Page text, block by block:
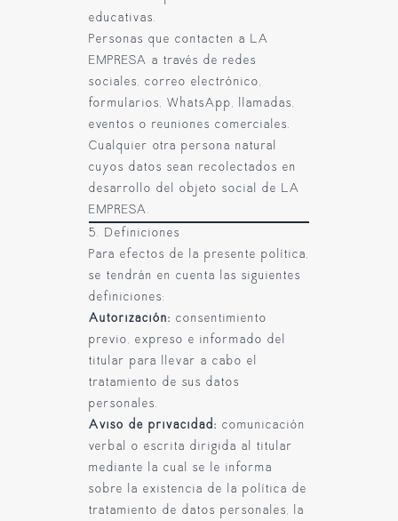
educativas.
Personas que contacten a LA
EMPRESA a través de redes
sociales, correo electrónico,
formularios, WhatsApp, llamadas,
eventos o reuniones comerciales.
Cualquier otra persona natural
cuyos datos sean recolectados en
desarrollo del objeto social de LA
EMPRESA.
5. Definiciones
Para efectos de la presente política,
se tendrán en cuenta las siguientes
definiciones:
Autorización: consentimiento
previo, expreso e informado del
titular para llevar a cabo el
tratamiento de sus datos
personales.
Aviso de privacidad: comunicación
verbal o escrita dirigida al titular
mediante la cual se le informa
sobre la existencia de la política de
tratamiento de datos personales, la